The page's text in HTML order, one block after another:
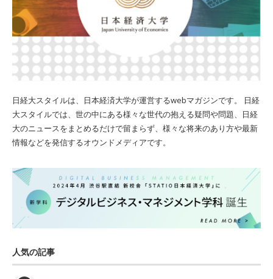
日経大スタイルは、日本経済大学が運営するwebマガジンです。 日経
大スタイルでは、世の中にある様々な世代の抱える疑問や問題、日経
大のニュースをまとめるだけで留まらず、様々な将来のあり方や最新
情報などを発信するオウンドメディアです。
人気の記事